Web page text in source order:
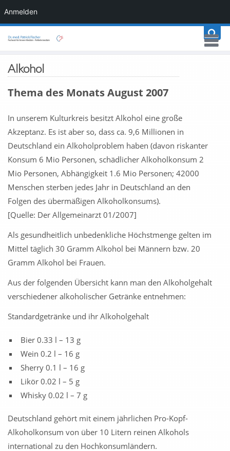
Anmelden
Alkohol
Thema des Monats August 2007
In unserem Kulturkreis besitzt Alkohol eine große
Akzeptanz. Es ist aber so, dass ca. 9,6 Millionen in
Deutschland ein Alkoholproblem haben (davon riskanter
Konsum 6 Mio Personen, schädlicher Alkoholkonsum 2
Mio Personen, Abhängigkeit 1.6 Mio Personen; 42000
Menschen sterben jedes Jahr in Deutschland an den
Folgen des übermäßigen Alkoholkonsums).
[Quelle: Der Allgemeinarzt 01/2007]
Als gesundheitlich unbedenkliche Höchstmenge gelten im
Mittel täglich 30 Gramm Alkohol bei Männern bzw. 20
Gramm Alkohol bei Frauen.
Aus der folgenden Übersicht kann man den Alkoholgehalt
verschiedener alkoholischer Getränke entnehmen:
Standardgetränke und ihr Alkoholgehalt
Bier 0.33 l – 13 g
Wein 0.2 l – 16 g
Sherry 0.1 l – 16 g
Likör 0.02 l – 5 g
Whisky 0.02 l – 7 g
Deutschland gehört mit einem jährlichen Pro-Kopf-
Alkoholkonsum von über 10 Litern reinen Alkohols
international zu den Hochkonsumländern.